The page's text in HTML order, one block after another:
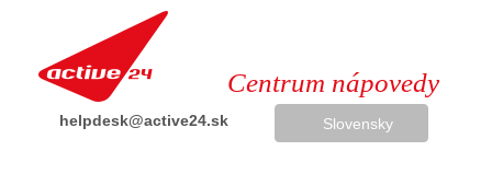
helpdesk@active24.sk
Centrum nápovedy
Slovensky